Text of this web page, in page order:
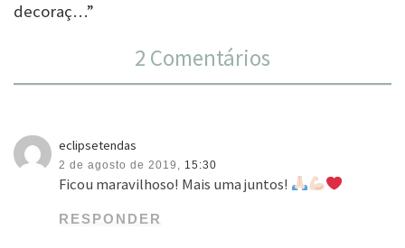
decoraç…”
2 Comentários
eclipsetendas
2 de agosto de 2019, 15:30
Ficou maravilhoso! Mais uma juntos!
RESPONDER